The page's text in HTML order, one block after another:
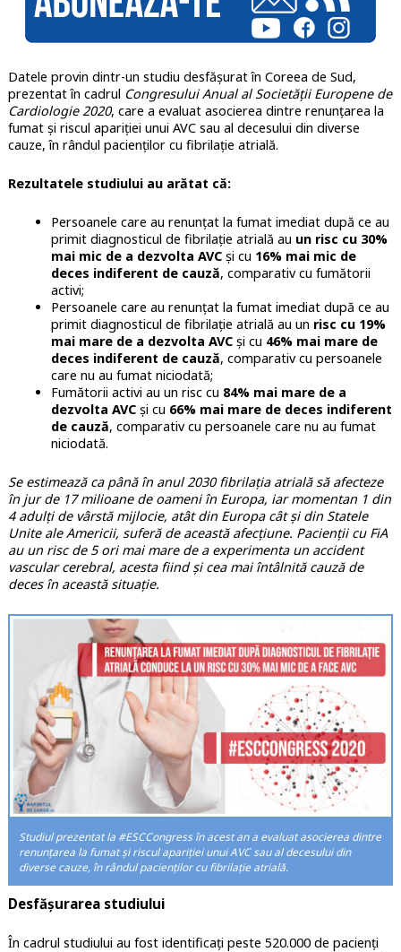
Datele provin dintr-un studiu desfășurat în Coreea de Sud,
prezentat în cadrul Congresului Anual al Societății Europene de
Cardiologie 2020, care a evaluat asocierea dintre renunțarea la
fumat și riscul apariției unui AVC sau al decesului din diverse
cauze, în rândul pacienților cu fibrilație atrială.
Rezultatele studiului au arătat că:
Persoanele care au renunțat la fumat imediat după ce au
primit diagnosticul de fibrilație atrială au un risc cu 30%
mai mic de a dezvolta AVCși cu 16% mai mic de
deces indiferent de cauză, comparativ cu fumătorii
activi;
Persoanele care au renunțat la fumat imediat după ce au
primit diagnosticul de fibrilație atrială au un risc cu 19%
mai mare de a dezvolta AVCși cu 46% mai mare de
deces indiferent de cauză, comparativ cu persoanele
care nu au fumat niciodată;
Fumătorii activi au un risc cu 84% mai mare de a
dezvolta AVCși cu 66% mai mare de deces indiferent
de cauză, comparativ cu persoanele care nu au fumat
niciodată.
Se estimează ca până în anul 2030 fibrilația atrială să afecteze
în jur de 17 milioane de oameni în Europa, iar momentan 1 din
4 adulți de vârstă mijlocie, atât din Europa cât și din Statele
Unite ale Americii, suferă de această afecțiune. Pacienții cu FiA
au un risc de 5 ori mai mare de a experimenta un accident
vascular cerebral, acesta fiind și cea mai întâlnită cauză de
deces în această situație.
Studiul prezentat la #ESCCongress în acest an a evaluat asocierea dintre
renunțarea la fumat și riscul apariției unui AVC sau al decesului din
diverse cauze, în rândul pacienților cu fibrilație atrială.
Desfășurarea studiului
În cadrul studiului au fost identificați peste 520.000 de pacienți